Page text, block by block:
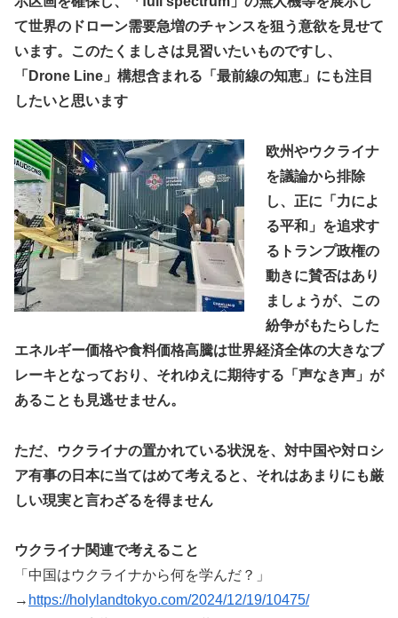
て世界のドローン需要急増のチャンスを狙う意欲を見せて
います。このたくましさは見習いたいものですし、
「Drone Line」構想含まれる「最前線の知恵」にも注目
したいと思います
欧州やウクライナ
を議論から排除
し、正に「力によ
る平和」を追求す
るトランプ政権の
動きに賛否はあり
ましょうが、この
紛争がもたらした
エネルギー価格や食料価格高騰は世界経済全体の大きなブ
レーキとなっており、それゆえに期待する「声なき声」が
あることも見逃せません。
ただ、ウクライナの置かれている状況を、対中国や対ロシ
ア有事の日本に当てはめて考えると、それはあまりにも厳
しい現実と言わざるを得ません
ウクライナ関連で考えること
「中国はウクライナから何を学んだ？」
→ https://holylandtokyo.com/2024/12/19/10475/